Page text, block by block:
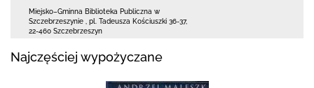
Miejsko–Gminna Biblioteka Publiczna w
Szczebrzeszynie
pl. Tadeusza Kościuszki 36-37,
22-460 Szczebrzeszyn
Najczęściej wypożyczane